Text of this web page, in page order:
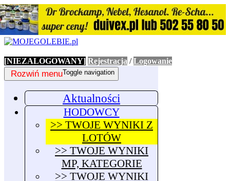
[NIEZALOGOWANY] Rejestracja /Logowanie
Toggle navigation
Rozwiń menu
Aktualności
HODOWCY
>> TWOJE WYNIKI Z
LOTÓW
>> TWOJE WYNIKI
MP, KATEGORIE
>> TWOJE WYNIKI